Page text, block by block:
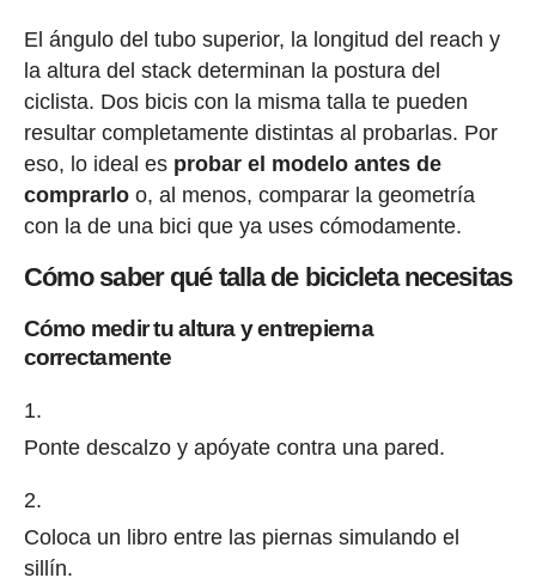
El ángulo del tubo superior, la longitud del reach y
la altura del stack determinan la postura del
ciclista. Dos bicis con la misma talla te pueden
resultar completamente distintas al probarlas. Por
eso, lo ideal es probar el modelo antes de
comprarloo, al menos, comparar la geometría
con la de una bici que ya uses cómodamente.
Cómo saber qué talla de bicicleta necesitas
Cómo medir tu altura y entrepierna
correctamente
Ponte descalzo y apóyate contra una pared.
Coloca un libro entre las piernas simulando el
sillín.